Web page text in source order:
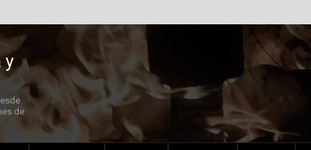
2021 en Septiembre
y
de